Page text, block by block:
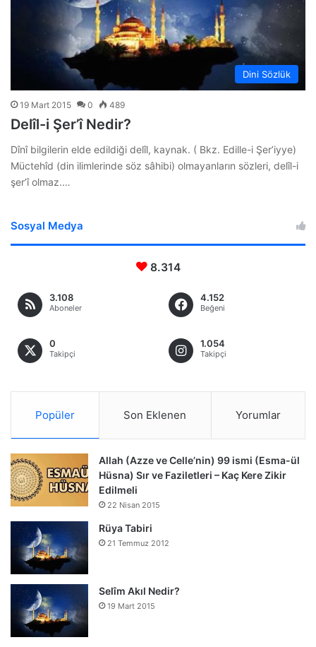
Dini Sözlük
19 Mart 2015 0 489
Delîl-i Şer’î Nedir?
Dînî bilgilerin elde edildiği delîl, kaynak. ( Bkz. Edille-i Şer’iyye)
Müctehîd (din ilimlerinde söz sâhibi) olmayanların sözleri, delîl-i
şer’î olmaz.…
Sosyal Medya
8.314
3.108
Aboneler
4.152
Beğeni
0
Takipçi
1.054
Takipçi
Popüler Son Eklenen Yorumlar
Allah (Azze ve Celle’nin) 99 ismi (Esma-ül
Hüsna) Sır ve Faziletleri – Kaç Kere Zikir
Edilmeli
22 Nisan 2015
Rüya Tabiri
21 Temmuz 2012
Selîm Akıl Nedir?
19 Mart 2015